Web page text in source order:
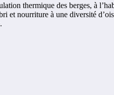
thermique des berges, à
nourriture à une diversité